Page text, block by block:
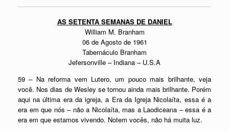
AS SETENTA SEMANAS DE DANIEL
William M. Branham
06 de Agosto de 1961
Tabernáculo Branham
Jefersonville – Indiana – U.S.A
59 – Na reforma vem Lutero, um pouco mais brilhante, veja
você. Nos dias de Wesley se tornou ainda mais brilhante. Porém
aqui na última era da igreja, a Era da Igreja Nicolaíta, essa é a
era em que nós – não a Nicolaíta, mas a Laodiceana – essa é a
era em que estamos vivendo. Notem vocês, não há muita luz.